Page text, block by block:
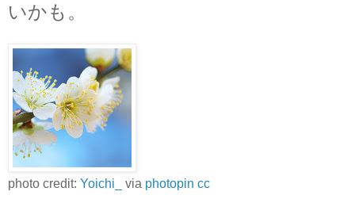
いかも。
photo credit: Yoichi_ via photopin cc